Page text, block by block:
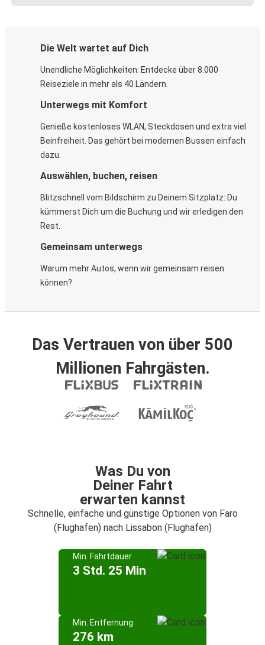
Die Welt wartet auf Dich
Unendliche Möglichkeiten: Entdecke über 8.000
Reiseziele in mehr als 40 Ländern.
Unterwegs mit Komfort
Genieße kostenloses WLAN, Steckdosen und extra viel
Beinfreiheit. Das gehört bei modernen Bussen einfach
dazu.
Auswählen, buchen, reisen
Blitzschnell vom Bildschirm zu Deinem Sitzplatz: Du
kümmerst Dich um die Buchung und wir erledigen den
Rest.
Gemeinsam unterwegs
Warum mehr Autos, wenn wir gemeinsam reisen
können?
Das Vertrauen von über 500
Millionen Fahrgästen.
Was Du von
Deiner Fahrt
erwarten kannst
Schnelle, einfache und günstige Optionen von Faro
(Flughafen) nach Lissabon (Flughafen)
Min. Fahrtdauer
3 Std. 25 Min
Min. Entfernung
276 km